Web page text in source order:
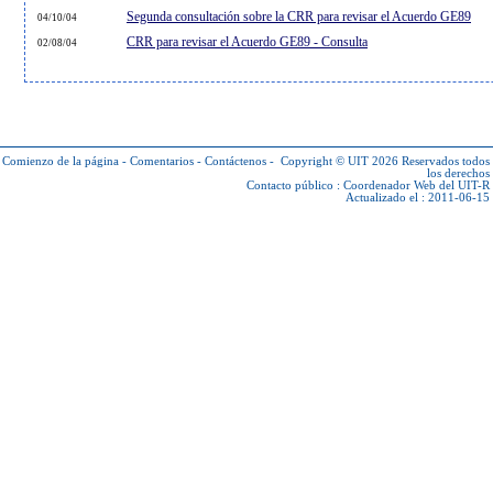
04/10/04 Segunda consultación sobre la CRR para revisar el Acuerdo GE89
02/08/04 CRR para revisar el Acuerdo GE89 - Consulta
Comienzo de la página - Comentarios - Contáctenos - Copyright © UIT 2026 Reservados todos
los derechos
Contacto público : Coordenador Web del UIT-R
Actualizado el : 2011-06-15